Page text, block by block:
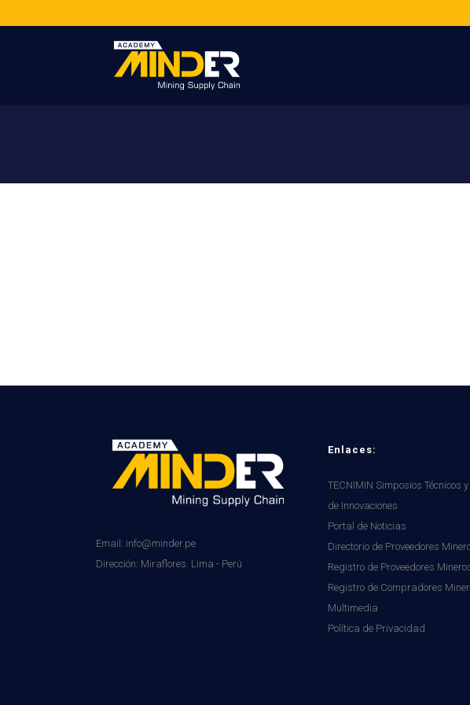
Email: info@minder.pe
Dirección: Miraflores. Lima - Perú
Enlaces:
TECNIMIN Simposios Técnicos
de Innovaciones
Portal de Noticias
Directorio de Proveedores
Registro de Proveedores
Registro de Compradores
Multimedia
Política de Privacidad